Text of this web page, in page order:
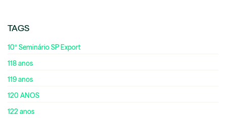
TAGS
10º Seminário SP Export
118 anos
119 anos
120 ANOS
122 anos